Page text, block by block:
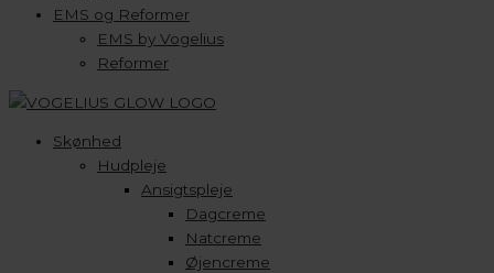
EMS og Reformer
EMS by Vogelius
Reformer
Skønhed
Hudpleje
Ansigtspleje
Dagcreme
Natcreme
Øjencreme